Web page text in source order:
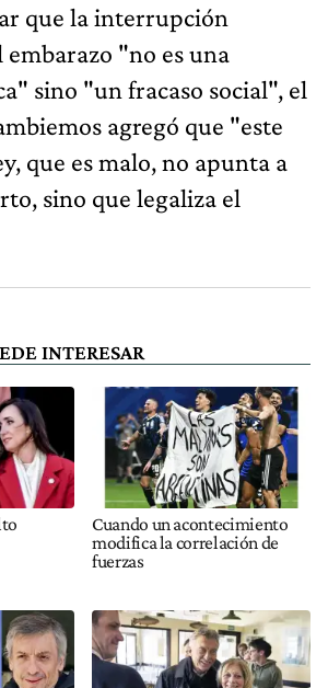
que la interrupción
"no es una
sino "un fracaso social", el
agregó que "este
que es malo, no apunta a
sino que legaliza el
INTERESAR
Cuando un acontecimiento
modifica la correlación de
fuerzas